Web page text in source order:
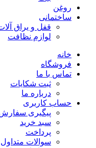
روغن
ساختمانی
قفل و یراق
لوازم نظافت
خانه
فروشگاه
تماس با ما
ثبت شکایات
درباره ما
حساب کاربری
پیگیری
سبد خرید
پرداخت
سوالات متداول